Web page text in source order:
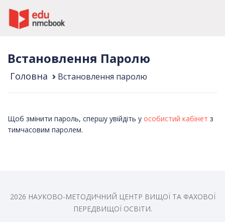
Встановлення Паролю
Головна Встановлення паролю
Щоб змінити пароль, спершу увійдіть у особистий кабінет з
тимчасовим паролем.
2026 НАУКОВО-МЕТОДИЧНИЙ ЦЕНТР ВИЩОЇ ТА ФАХОВОЇ
ПЕРЕДВИЩОЇ ОСВІТИ.